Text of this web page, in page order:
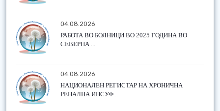
04.08.2026
РАБОТА ВО БОЛНИЦИ ВО 2025 ГОДИНА ВО
СЕВЕРНА ...
04.08.2026
НАЦИОНАЛЕН РЕГИСТАР НА ХРОНИЧНА
РЕНАЛНА ИНСУФ...